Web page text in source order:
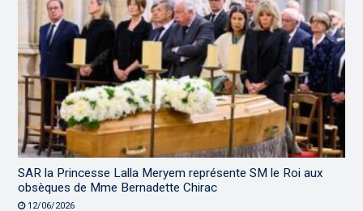
SAR la Princesse Lalla Meryem représente SM le Roi aux
obsèques de Mme Bernadette Chirac
12/06/2026